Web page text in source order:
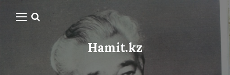
Hamit.kz